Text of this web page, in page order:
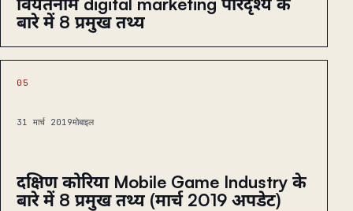
बारे में 8 प्रमुख तथ्य
05
31 मार्च 2019मोबाइल
दक्षिण कोरिया Mobile Game Industry के
बारे में 8 प्रमुख तथ्य (मार्च 2019 अपडेट)